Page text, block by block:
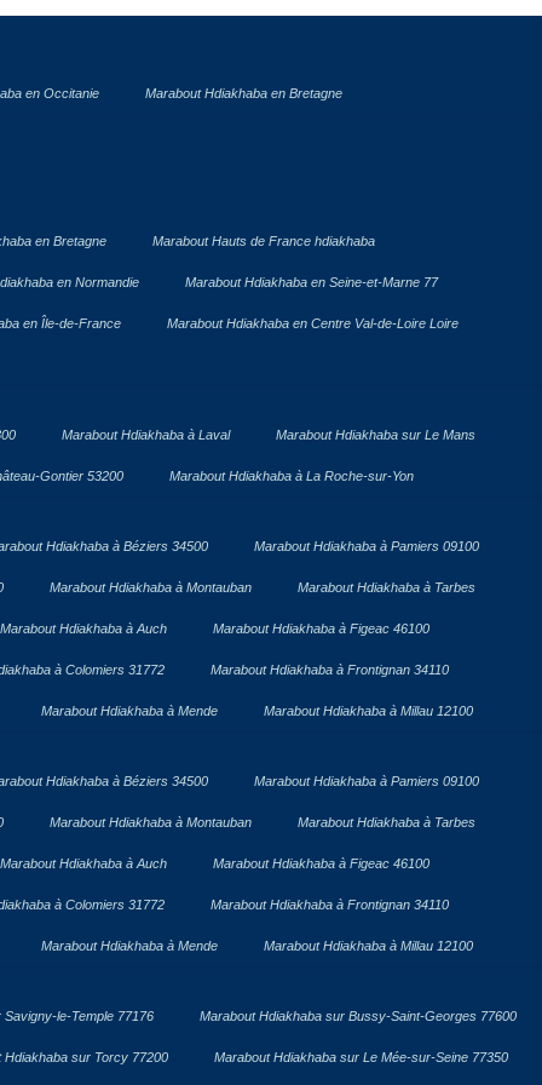
en Occitanie Marabout Hdiakhaba en Bretagne
en Bretagne Marabout Hauts de France hdiakhaba
en Normandie Marabout Hdiakhaba en Seine-et-Marne 77
en Île-de-France Marabout Hdiakhaba en Centre Val-de-Loire Loire
Marabout Hdiakhaba à Laval Marabout Hdiakhaba sur Le Mans
Gontier 53200 Marabout Hdiakhaba à La Roche-sur-Yon
Hdiakhaba à Béziers 34500 Marabout Hdiakhaba à Pamiers 09100
Marabout Hdiakhaba à Montauban Marabout Hdiakhaba à Tarbes
Marabout Hdiakhaba à Auch Marabout Hdiakhaba à Figeac 46100
à Colomiers 31772 Marabout Hdiakhaba à Frontignan 34110
Marabout Hdiakhaba à Mende Marabout Hdiakhaba à Millau 12100
Hdiakhaba à Béziers 34500 Marabout Hdiakhaba à Pamiers 09100
Marabout Hdiakhaba à Montauban Marabout Hdiakhaba à Tarbes
Marabout Hdiakhaba à Auch Marabout Hdiakhaba à Figeac 46100
à Colomiers 31772 Marabout Hdiakhaba à Frontignan 34110
Marabout Hdiakhaba à Mende Marabout Hdiakhaba à Millau 12100
le-Temple 77176 Marabout Hdiakhaba sur Bussy-Saint-Georges 77600
Hdiakhaba sur Torcy 77200 Marabout Hdiakhaba sur Le Mée-sur-Seine 77350